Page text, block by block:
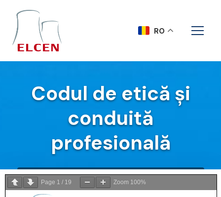
Codul de etică și
conduită
profesională
Acasa Codul de etică și conduită profesională
Page 1 / 19 Zoom 100%
RO